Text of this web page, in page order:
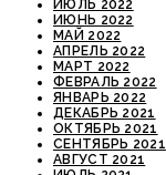
ИЮЛЬ 2022
ИЮНЬ 2022
МАЙ 2022
АПРЕЛЬ 2022
МАРТ 2022
ФЕВРАЛЬ 2022
ЯНВАРЬ 2022
ДЕКАБРЬ 2021
ОКТЯБРЬ 2021
СЕНТЯБРЬ 2021
АВГУСТ 2021